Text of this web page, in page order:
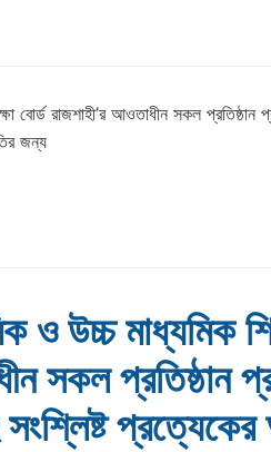
বোর্ড রাজশাহী’র আওতাধীন সকল প্রতিষ্ঠান
জন্য
ও উচ্চ মাধ্যমিক
সকল প্রতিষ্ঠান